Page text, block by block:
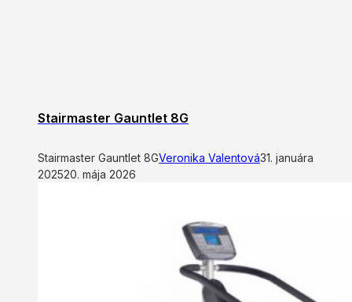
Stairmaster Gauntlet 8G
Stairmaster Gauntlet 8GVeronika Valentová31. januára
202520. mája 2026